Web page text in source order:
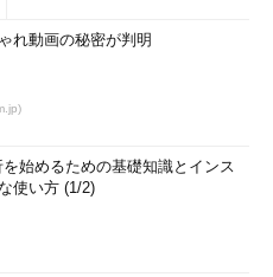
れ動画の秘密が判明
始めるための基礎知識とインス
使い方 (1/2)